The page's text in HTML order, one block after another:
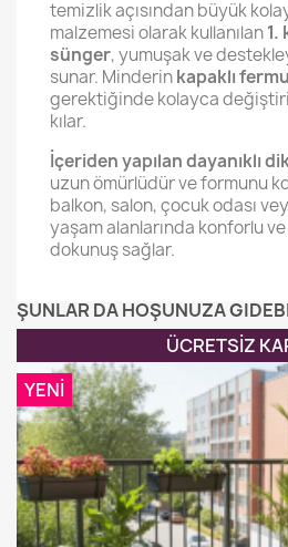
temizlik açısından büyük
malzemesi olarak kullanılan1.
sünger, yumuşak ve
sunar. Minderinkapaklı
gerektiğinde kolayca
kılar.
İçeriden yapılan dayanıklı
uzun ömürlüdür ve formunu
balkon, salon, çocuk odası
yaşam alanlarında konforlu
dokunuş sağlar.
ŞUNLAR DA HOŞUNUZA
ÜCRETSIZ
YENI